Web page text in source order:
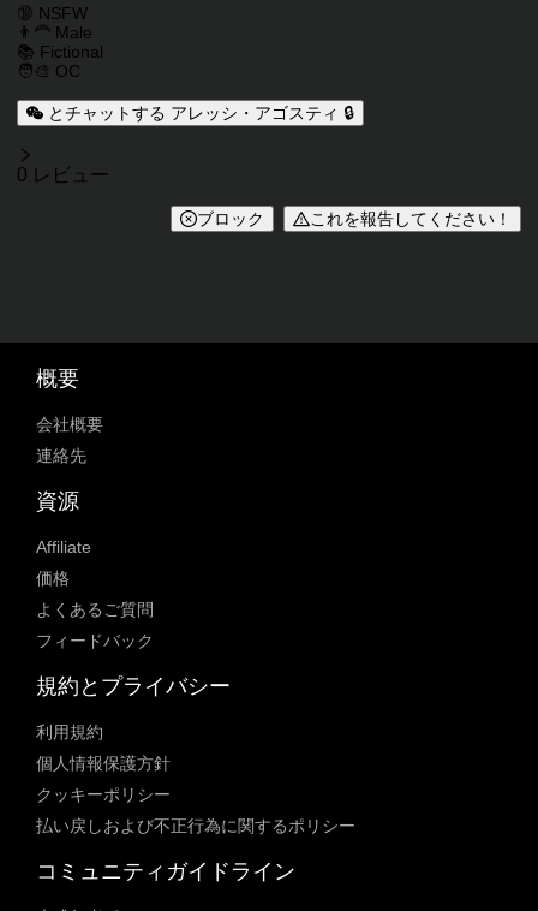
キャラクタータグ
🔞 NSFW
👨‍🦰 Male
📚 Fictional
🧑‍🎨 OC
とチャットする アレッシ・アゴスティ 🔒
レビュー
0 レビュー
ブロック これを報告してください！
概要
会社概要
連絡先
資源
Affiliate
価格
よくあるご質問
フィードバック
規約とプライバシー
利用規約
個人情報保護方針
クッキーポリシー
払い戻しおよび不正行為に関するポリシー
コミュニティガイドライン